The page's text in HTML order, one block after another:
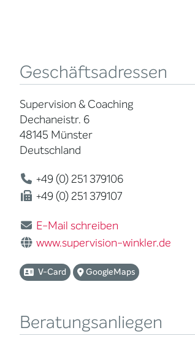
Geschäftsadressen
Supervision & Coaching
Dechaneistr. 6
48145 Münster
Deutschland
+49 (0) 251 379106
+49 (0) 251 379107
E-Mail schreiben
www.supervision-winkler.de
V-Card GoogleMaps
Beratungsanliegen